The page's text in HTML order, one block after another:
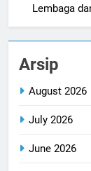
Lembaga
Arsip
August 2026
July 2026
June 2026